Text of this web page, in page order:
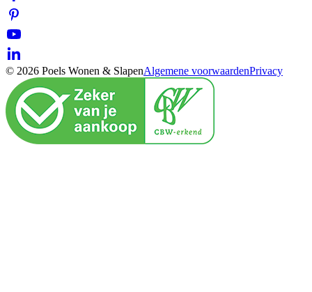
© 2026 Poels Wonen & SlapenAlgemene voorwaardenPrivacy